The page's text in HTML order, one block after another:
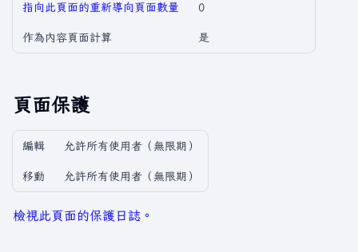
指向此頁面的重新導向頁面數量 0
作為內容頁面計算 是
頁面保護
編輯 允許所有使用者​（無限期）
移動 允許所有使用者​（無限期）
檢視此頁面的保護日誌。